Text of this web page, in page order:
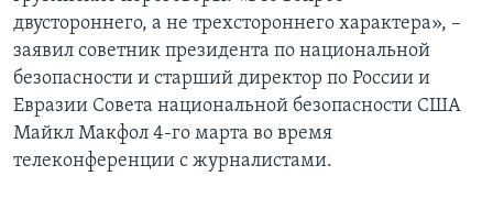
двустороннего, а не трехстороннего характера», –
заявил советник президента по национальной
безопасности и старший директор по России и
Евразии Совета национальной безопасности США
Майкл Макфол 4-го марта во время
телеконференции с журналистами.